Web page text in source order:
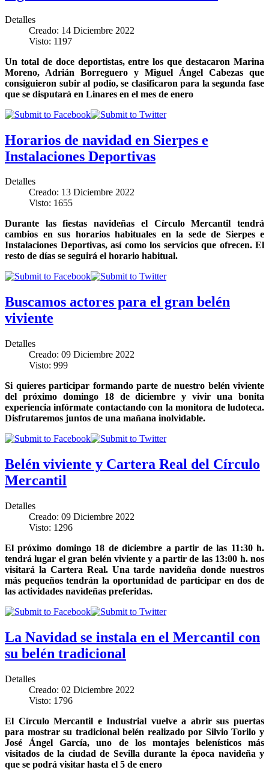
Detalles
Creado: 14 Diciembre 2022
Visto: 1197
Un total de doce deportistas, entre los que destacaron Marina
Moreno, Adrián Borreguero y Miguel Ángel Cabezas que
consiguieron subir al podio, se clasificaron para la segunda fase
que se disputará en Linares en el mes de enero
Horarios de navidad en Sierpes e
Instalaciones Deportivas
Detalles
Creado: 13 Diciembre 2022
Visto: 1655
Durante las fiestas navideñas el Círculo Mercantil tendrá
cambios en sus horarios habituales en la sede de Sierpes e
Instalaciones Deportivas, así como los servicios que ofrecen. El
resto de días se seguirá el horario habitual.
Buscamos actores para el gran belén
viviente
Detalles
Creado: 09 Diciembre 2022
Visto: 999
Si quieres participar formando parte de nuestro belén viviente
del próximo domingo 18 de diciembre y vivir una bonita
experiencia infórmate contactando con la monitora de ludoteca.
Disfrutaremos juntos de una mañana inolvidable.
Belén viviente y Cartera Real del Círculo
Mercantil
Detalles
Creado: 09 Diciembre 2022
Visto: 1296
El próximo domingo 18 de diciembre a partir de las 11:30 h.
tendrá lugar el gran belén viviente y a partir de las 13:00 h. nos
visitará la Cartera Real. Una tarde navideña donde nuestros
más pequeños tendrán la oportunidad de participar en dos de
las actividades navideñas preferidas.
La Navidad se instala en el Mercantil con
su belén tradicional
Detalles
Creado: 02 Diciembre 2022
Visto: 1796
El Círculo Mercantil e Industrial vuelve a abrir sus puertas
para mostrar su tradicional belén realizado por Silvio Torilo y
José Ángel García, uno de los montajes belenísticos más
visitados de la ciudad de Sevilla durante la época navideña y
que se podrá visitar hasta el 5 de enero